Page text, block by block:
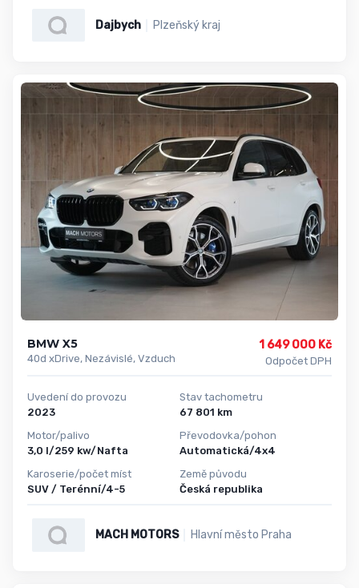
Dajbych Plzeňský kraj
BMW X5
40d xDrive, Nezávislé, Vzduch
1 649 000 Kč
Odpočet DPH
Uvedení do provozu
2023
Motor/palivo
3,0 l/259 kw/Nafta
Karoserie/počet míst
SUV / Terénní/4-5
Stav tachometru
67 801 km
Převodovka/pohon
Automatická/4x4
Země původu
Česká republika
MACH MOTORS Hlavní město Praha